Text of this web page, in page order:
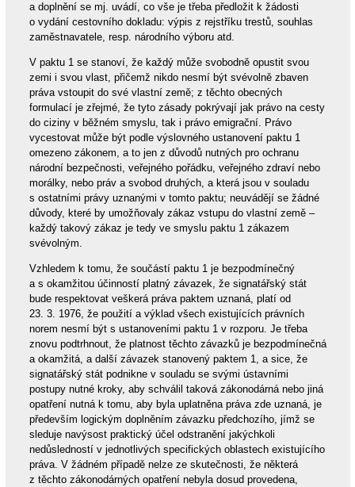
a doplnění se mj. uvádí, co vše je třeba předložit k žádosti
o vydání cestovního dokladu: výpis z rejstříku trestů, souhlas
zaměstnavatele, resp. národního výboru atd.
V paktu 1 se stanoví, že každý může svobodně opustit svou
zemi i svou vlast, přičemž nikdo nesmí být svévolně zbaven
práva vstoupit do své vlastní země; z těchto obecných
formulací je zřejmé, že tyto zásady pokrývají jak právo na cesty
do ciziny v běžném smyslu, tak i právo emigrační. Právo
vycestovat může být podle výslovného ustanovení paktu 1
omezeno zákonem, a to jen z důvodů nutných pro ochranu
národní bezpečnosti, veřejného pořádku, veřejného zdraví nebo
morálky, nebo práv a svobod druhých, a která jsou v souladu
s ostatními právy uznanými v tomto paktu; neuvádějí se žádné
důvody, které by umožňovaly zákaz vstupu do vlastní země –
každý takový zákaz je tedy ve smyslu paktu 1 zákazem
svévolným.
Vzhledem k tomu, že součástí paktu 1 je bezpodmínečný
a s okamžitou účinností platný závazek, že signatářský stát
bude respektovat veškerá práva paktem uznaná, platí od
23. 3. 1976, že použití a výklad všech existujících právních
norem nesmí být s ustanoveními paktu 1 v rozporu. Je třeba
znovu podtrhnout, že platnost těchto závazků je bezpodmínečná
a okamžitá, a další závazek stanovený paktem 1, a sice, že
signatářský stát podnikne v souladu se svými ústavními
postupy nutné kroky, aby schválil taková zákonodárná nebo jiná
opatření nutná k tomu, aby byla uplatněna práva zde uznaná, je
především logickým doplněním závazku předchozího, jímž se
sleduje navýsost praktický účel odstranění jakýchkoli
nedůsledností v jednotlivých specifických oblastech existujícího
práva. V žádném případě nelze ze skutečnosti, že některá
z těchto zákonodárných opatření nebyla dosud provedena,